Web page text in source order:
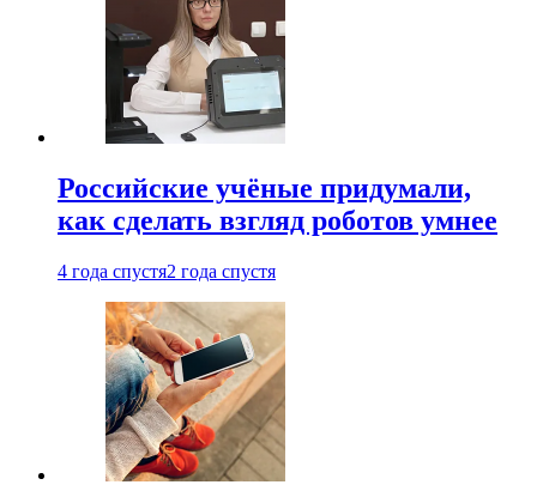
Российские учёные придумали,
как сделать взгляд роботов умнее
4 года спустя2 года спустя